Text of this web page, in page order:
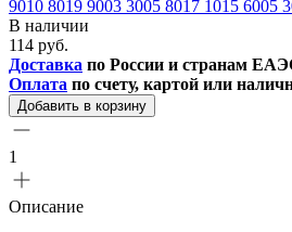
9010 8019 9003 3005 8017 1015 6005
В наличии
114 руб.
Доставка по России и странам
Оплата по счету, картой или
Добавить в корзину
1
Описание